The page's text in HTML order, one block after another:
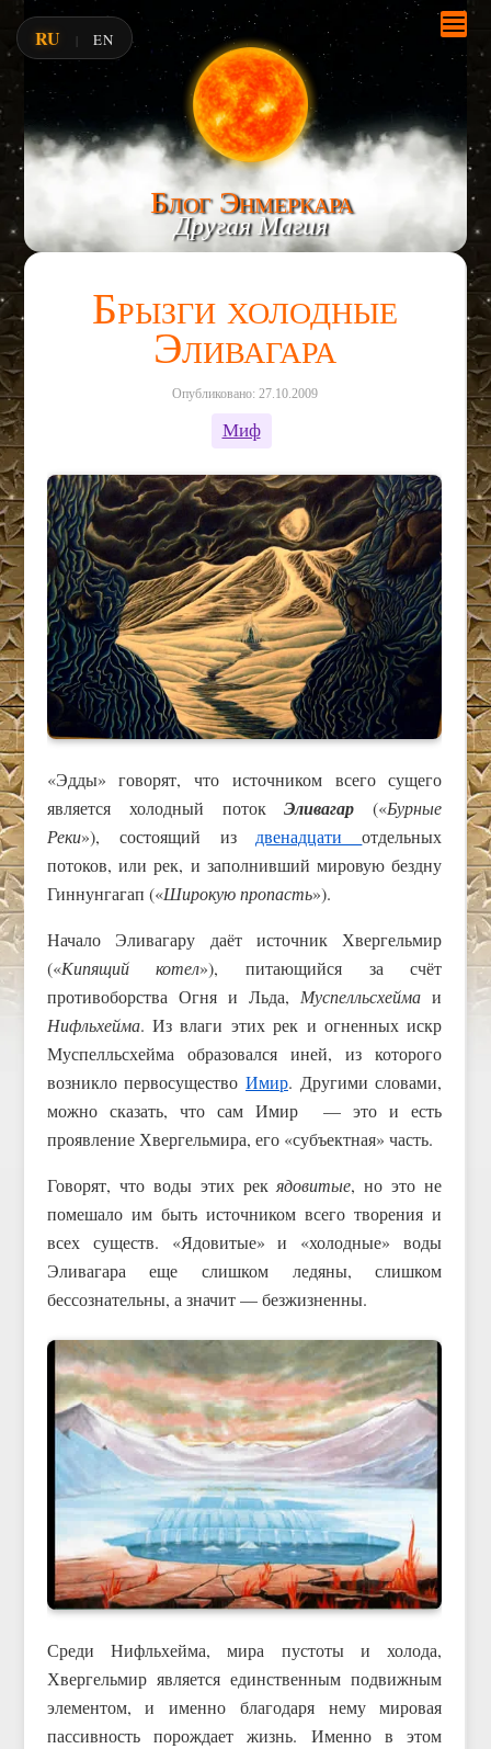
Блог Энмеркара
Другая Магия
Брызги холодные
Эливагара
Опубликовано: 27.10.2009
Миф
«Эдды» говорят, что источником всего сущего
является холодный потокЭливагар («Бурные
Реки»), состоящий из двенадцатиотдельных
потоков, или рек, и заполнивший мировую бездну
Гиннунгагап («Широкую пропасть»).
Начало Эливагару даёт источник Хвергельмир
(«Кипящий котел»), питающийся за счёт
противоборства Огня и Льда, Муспелльсхейма и
Нифльхейма. Из влаги этих рек и огненных искр
Муспелльсхейма образовался иней, из которого
возникло первосущество Имир. Другими словами,
можно сказать, что сам Имир — это и есть
проявление Хвергельмира, его «субъектная» часть.
Говорят, что воды этих рекядовитые, но это не
помешало им быть источником всего творения и
всех существ. «Ядовитые» и «холодные» воды
Эливагара еще слишком ледяны, слишком
бессознательны, а значит — безжизненны.
Среди Нифльхейма, мира пустоты и холода,
Хвергельмир является единственным подвижным
элементом, и именно благодаря нему мировая
пассивность порождает жизнь. Именно в этом
RU | EN